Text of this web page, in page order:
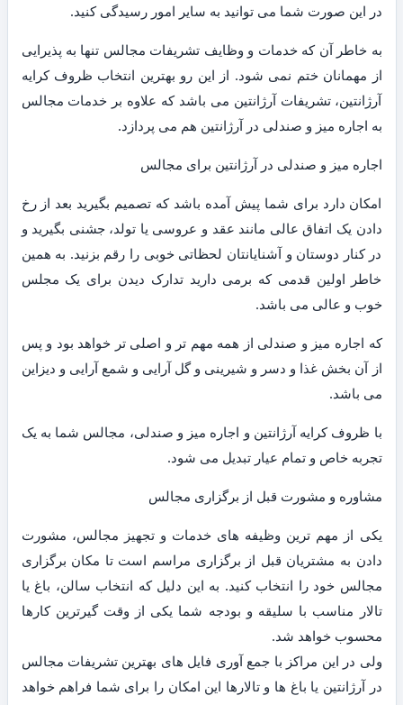
در این صورت شما می توانید به سایر امور رسیدگی کنید.
به خاطر آن که خدمات و وظایف تشریفات مجالس تنها به پذیرایی
از مهمانان ختم نمی شود. از این رو بهترین انتخاب ظروف کرایه
آرژانتین، تشریفات آرژانتین می باشد که علاوه بر خدمات مجالس
به اجاره میز و صندلی در آرژانتین هم می پردازد.
اجاره میز و صندلی در آرژانتین برای مجالس
امکان دارد برای شما پیش آمده باشد که تصمیم بگیرید بعد از رخ
دادن یک اتفاق عالی مانند عقد و عروسی یا تولد، جشنی بگیرید و
در کنار دوستان و آشنایانتان لحظاتی خوبی را رقم بزنید. به همین
خاطر اولین قدمی که برمی دارید تدارک دیدن برای یک مجلس
خوب و عالی می باشد.
که اجاره میز و صندلی از همه مهم تر و اصلی تر خواهد بود و پس
از آن بخش غذا و دسر و شیرینی و گل آرایی و شمع آرایی و دیزاین
می باشد.
با ظروف کرایه آرژانتین و اجاره میز و صندلی، مجالس شما به یک
تجربه خاص و تمام عیار تبدیل می شود.
مشاوره و مشورت قبل از برگزاری مجالس
یکی از مهم ترین وظیفه های خدمات و تجهیز مجالس، مشورت
دادن به مشتریان قبل از برگزاری مراسم است تا مکان برگزاری
مجالس خود را انتخاب کنید. به این دلیل که انتخاب سالن، باغ یا
تالار مناسب با سلیقه و بودجه شما یکی از وقت گیرترین کارها
محسوب خواهد شد.
ولی در این مراکز با جمع آوری فایل های بهترین تشریفات مجالس
در آرژانتین یا باغ ها و تالارها این امکان را برای شما فراهم خواهد